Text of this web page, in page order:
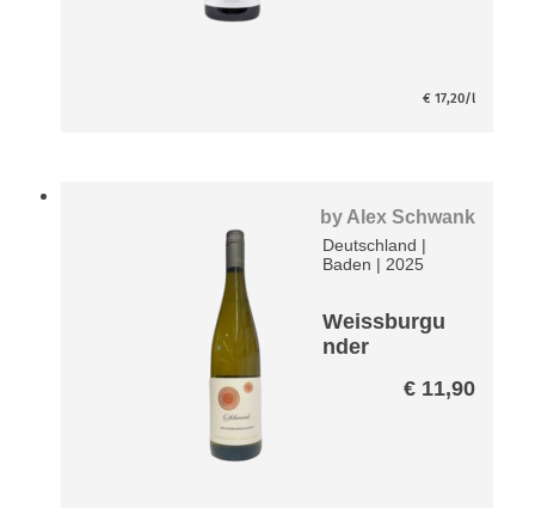
€ 17,20/l
by Alex Schwank
Deutschland |
Baden | 2025
Weissburgu
nder
€11,90